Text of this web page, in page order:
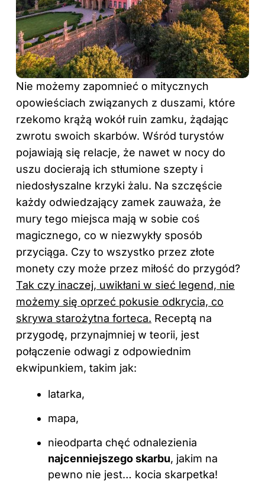
Nie możemy zapomnieć o mitycznych
opowieściach związanych z duszami, które
rzekomo krążą wokół ruin zamku, żądając
zwrotu swoich skarbów. Wśród turystów
pojawiają się relacje, że nawet w nocy do
uszu docierają ich stłumione szepty i
niedosłyszalne krzyki żalu. Na szczęście
każdy odwiedzający zamek zauważa, że
mury tego miejsca mają w sobie coś
magicznego, co w niezwykły sposób
przyciąga. Czy to wszystko przez złote
monety czy może przez miłość do przygód?
Tak czy inaczej, uwikłani w sieć legend, nie
możemy się oprzeć pokusie odkrycia, co
skrywa starożytna forteca. Receptą na
przygodę, przynajmniej w teorii, jest
połączenie odwagi z odpowiednim
ekwipunkiem, takim jak:
latarka,
mapa,
nieodparta chęć odnalezienia
najcenniejszego skarbu, jakim na
pewno nie jest… kocia skarpetka!